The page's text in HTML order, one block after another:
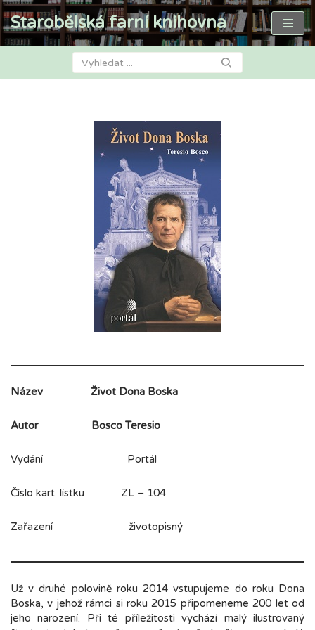
Přeskočit
Starobělská farní knihovna
Název Život Dona Boska
Autor Bosco Teresio
Vydání Portál
Číslo kart. lístku ZL – 104
Zařazení životopisný
Už v druhé polovině roku 2014 vstupujeme do roku Dona
Boska, v jehož rámci si roku 2015 připomeneme 200 let od
jeho narození. Při té příležitosti vychází malý ilustrovaný